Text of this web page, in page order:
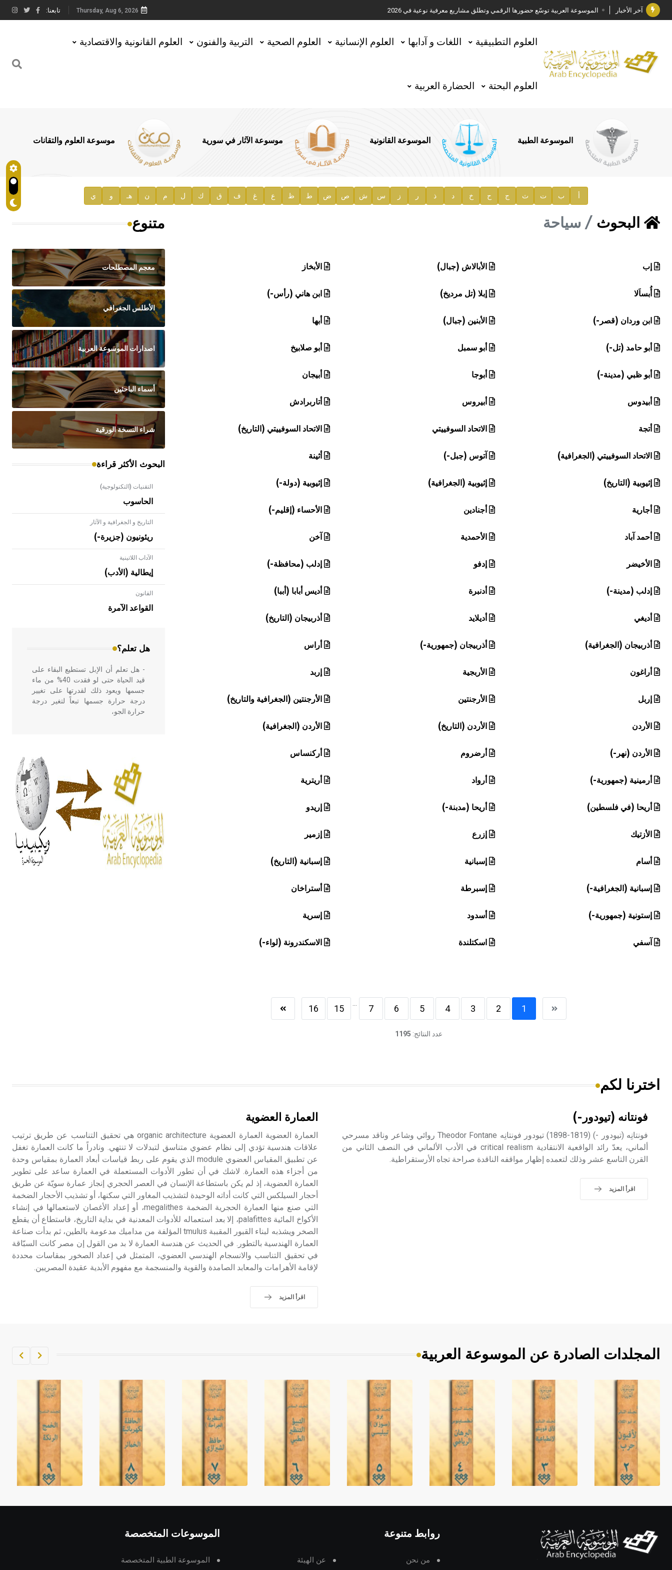
آخر الأخبار الموسوعة العربية توسّع حضورها الرقمي وتطلق مشاريع معرفية نوعية في 2026
جائزة مجمع الملك سلمان العالمي للغة العربية 2025
الأستاذ إياد خالد الطباع مدير عام لهيئة الموسوعة العربية
السيد محمد ياسين صالح وزيرا للثقافة
توصيات مجلس الإدارة
صدور المجلد السابع من موسوعة الآثار في سورية
إعلان..
هيئة الموسوعة العربية تطلق موسوعات جديدة في عام 2026
Thursday, Aug 6, 2026 تابعنا:
العلوم التطبيقية اللغات و آدابها العلوم الإنسانية العلوم الصحية التربية والفنون العلوم القانونية والاقتصادية
العلوم البحتة الحضارة العربية
الموسوعة الطبية الموسوعة القانونية موسوعة الآثار في سورية موسوعة العلوم والتقانات
أ ب ت ث ج ح خ د ذ ر ز س ش ص ض ط ظ ع غ ف ق ك ل م ن هـ و ي
البحوث سياحة
إب الأبالاش (جبال) الأبخاز
أُبساَلا إبلا (تل مرديخ) ابن هاني (رأس-)
ابن وردان (قصر-) الأبنين (جبال) أبها
أبو حامد (تل-) أبو سمبل أبو صلابيخ
أبو ظبي (مدينة-) أبوجا أبيجان
أبيدوس أبيروس أتاربرادش
أتجة الاتحاد السوفييتي الاتحاد السوفييتي (التاريخ)
الاتحاد السوفييتي (الجغرافية) آتوس (جبل-) أثينة
إثيوبية (التاريخ) إثيوبية (الجغرافية) إثيوبية (دولة-)
أجارية أجنادين الأحساء (إقليم-)
أحمد آباد الأحمدية آخن
الأخيضر إدفو إدلب (محافظة-)
إدلب (مدينة-) أدنبرة أديس أبابا (أببا)
أديغي أديلايد أذربيجان (التاريخ)
أذربيجان (الجغرافية) أذربيجان (جمهورية-) أراس
أراغون الأربجية إربد
إربل الأرجنتين الأرجنتين (الجغرافية والتاريخ)
الأردن الأردن (التاريخ) الأردن (الجغرافية)
الأردن (نهر-) أرضروم أركنساس
أرمينية (جمهورية-) أرواد أريترية
أريحا (في فلسطين) أريحا (مدبنة-) إريدو
الأزتيك إزرع إزمير
أسام إسبانية إسبانية (التاريخ)
إسبانية (الجغرافية-) إسبرطة أستراخان
إستونية (جمهورية-) أسدود إسرية
آسفي اسكتلندة الاسكندرونة (لواء-)
1
2
3
4
5
6
7
...
15
16
عدد النتائج: 1195
متنوع
معجم المصطلحات
الأطلس الجغرافي
اصدارات الموسوعة العربية
أسماء الباحثين
شراء النسخة الورقية
البحوث الأكثر قراءة
التقنيات (التكنولوجية)
الحاسوب
التاريخ و الجغرافية و الآثار
ريئونيون (جزيرة-)
الآداب اللاتينية
إيطالية (الأدب)
القانون
القواعد الآمرة
هل تعلم؟
- هل تعلم أن الأبلق نوع من الفنون
الهندسية التي ارتبطت بالعمارة الإسلامية
في بلاد الشام ومصر خاصة، حيث يحرص
- هل تعلم أن الإبل تستطيع البقاء على
قيد الحياة حتى لو فقدت 40% من ماء
جسمها ويعود ذلك لقدرتها على تغيير
درجة حرارة جسمها تبعاً لتغير درجة
حرارة الجو،
أربعة مؤلفات هي: الحكم، الأدلة، تنظيم
التغذية، ورسالته في جروح الرأس.
ويعود له الفضل بأنه حرر الطب من
الدين والفلسفة.
- هل تعلم أن المرجان إفراز حيواني
يتكون في البحر ويتركب من مادة
كربونات الكلسيوم، وهو أحمر أو شديد
الحمرة وهو أجود أنواعه، ويمتاز بكبر
الحجم ويسمى الش
اخترنا لكم
فونتانه (تيودور-)
فونتانِه (تيودور -) (1819-1898) تيودور فونتانِه Theodor Fontane روائي وشاعر وناقد مسرحي
ألماني، يعدّ رائد الواقعية الانتقادية critical realism في الأدب الألماني في النصف الثاني من
القرن التاسع عشر وذلك لتعمده إظهار مواقفه الناقدة صراحة تجاه الأرستقراطية.
اقرأ المزيد
العمارة العضوية
العمارة العضوية العمارة العضوية organic architecture هي تحقيق التناسب عن طريق ترتيب
علاقات هندسية تؤدي إلى نظام عضوي متناسق لتبدلات لا تنتهي. ونادراً ما كانت العمارة تغفل
عن تطبيق المقياس العضوي module الذي يقوم على ربط قياسات أبعاد العمارة بمقياس وحدة
من أجزاء هذه العمارة. لاشك في أن تطور الأدوات المستعملة في العمارة ساعد على تطوير
العمارة العضوية، إذ لم يكن باستطاعة الإنسان في العصر الحجري إنجاز عمارة سويّة عن طريق
أحجار السيلكس التي كانت أداته الوحيدة لتشذيب المغاور التي سكنها، أو تشذيب الأحجار الضخمة
التي صنع منها العمارة الحجرية الضخمة megalithes، أو إعداد الأغصان لاستعمالها في إنشاء
الأكواخ المائية palafittes، إلا بعد استعماله للأدوات المعدنية في بداية التاريخ، فاستطاع أن يقطع
الصخر ويشذبه لبناء القبور المقببة tmulus المؤلفة من مداميك مدعومة بالطين، ثم بدأت صناعة
العمارة الهندسية بالتطور. في الحديث عن هندسة العمارة لا بد من القول إن مصر كانت السبّاقة
في تحقيق التناسب والانسجام الهندسي العضوي، المتمثل في إعداد الصخور بمقاسات محددة
لإقامة الأهرامات والمعابد الصامدة والقوية والمنسجمة مع مفهوم الأبدية عقيدة المصريين.
اقرأ المزيد
المجلدات الصادرة عن الموسوعة العربية
روابط متنوعة
من نحن عن الهيئة
الموسوعات المتخصصة
الموسوعة الطبية المتخصصة